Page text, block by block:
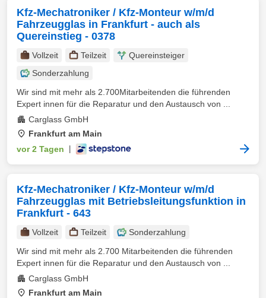
Kfz-Mechatroniker / Kfz-Monteur w/m/d
Fahrzeugglas in Frankfurt - auch als
Quereinstieg - 0378
Vollzeit Teilzeit
Quereinsteiger
Sonderzahlung
Wir sind mit mehr als 2.700Mitarbeitenden die führenden
Expert innen für die Reparatur und den Austausch von ...
Carglass GmbH
Frankfurt am Main
vor 2 Tagen
Kfz-Mechatroniker / Kfz-Monteur w/m/d
Fahrzeugglas mit Betriebsleitungsfunktion in
Frankfurt - 643
Vollzeit Teilzeit
Sonderzahlung
Wir sind mit mehr als 2.700 Mitarbeitenden die führenden
Expert innen für die Reparatur und den Austausch von ...
Carglass GmbH
Frankfurt am Main